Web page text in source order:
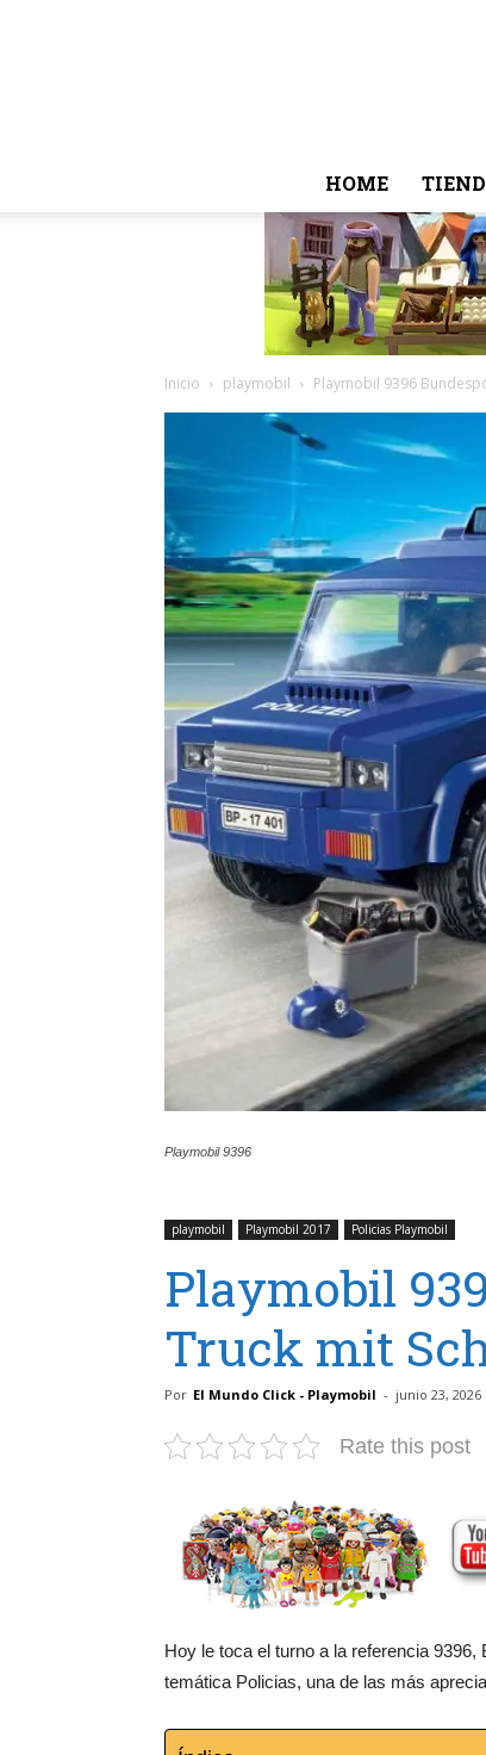
HOME
Inicio playmobil Playmobil 9396
Playmobil 9396
playmobil Playmobil 2017 Policias Playmobil
Playmobil
Truck mit
Por El Mundo Click - Playmobil - junio 23, 2026
Rate this post
Hoy le toca el turno a la referencia
temática Policias, una de las más